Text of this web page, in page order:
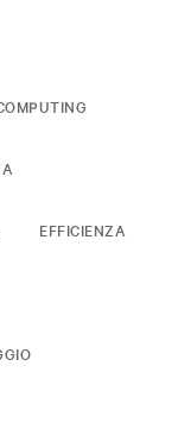
EFFICIENZA